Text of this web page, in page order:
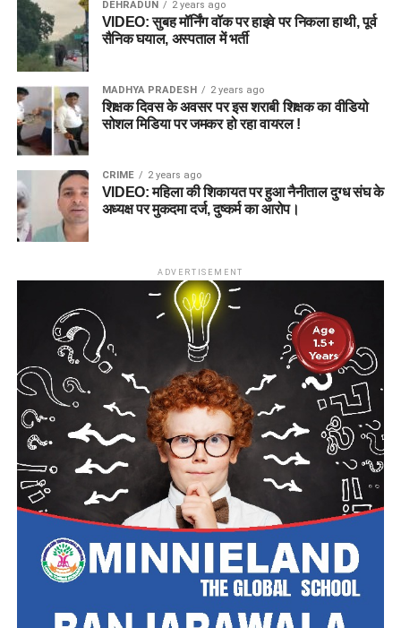
DEHRADUN 2 years ago
VIDEO: सुबह मॉर्निंग वॉक पर हाइवे पर निकला हाथी, पूर्व
सैनिक घयाल, अस्पताल में भर्ती
MADHYA PRADESH 2 years ago
शिक्षक दिवस के अवसर पर इस शराबी शिक्षक का वीडियो
सोशल मिडिया पर जमकर हो रहा वायरल !
CRIME 2 years ago
VIDEO: महिला की शिकायत पर हुआ नैनीताल दुग्ध संघ के
अध्यक्ष पर मुकदमा दर्ज, दुष्कर्म का आरोप।
ADVERTISEMENT